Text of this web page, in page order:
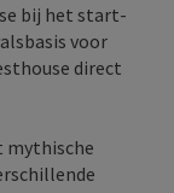
bij het start-
voor
direct
mythische